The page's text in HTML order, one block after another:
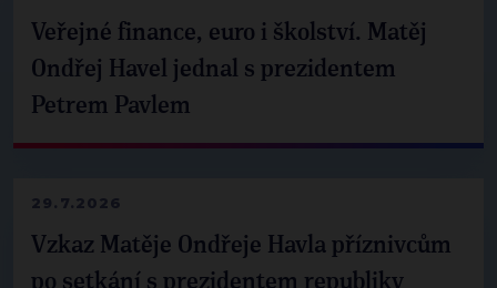
Veřejné finance, euro i školství. Matěj
Ondřej Havel jednal s prezidentem
Petrem Pavlem
29.7.2026
Vzkaz Matěje Ondřeje Havla příznivcům
po setkání s prezidentem republiky